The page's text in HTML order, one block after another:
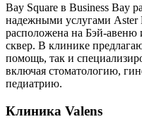
Bay Square в Business Bay
надежными услугами Aster
расположена на Бэй-авеню
сквер. В клинике
помощь, так и
включая стоматологию,
педиатрию.
Клиника Valens